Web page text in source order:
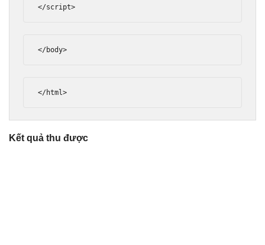
</script>
</body>
</html>
Kết quả thu được